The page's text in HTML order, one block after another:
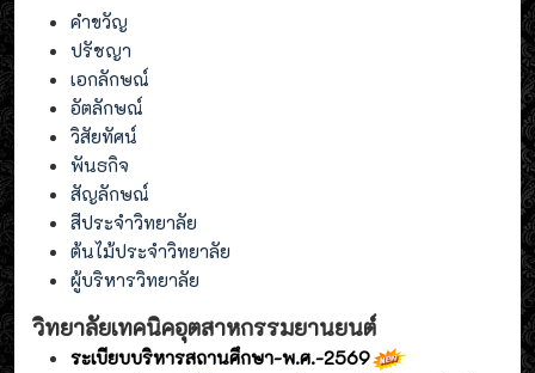
คำขวัญ
ปรัชญา
เอกลักษณ์
อัตลักษณ์
วิสัยทัศน์
พันธกิจ
สัญลักษณ์
สีประจำวิทยาลัย
ต้นไม้ประจำวิทยาลัย
ผู้บริหารวิทยาลัย
วิทยาลัยเทคนิคอุตสาหกรรมยานยนต์
ระเบียบบริหารสถานศึกษา-พ.ศ.-2569